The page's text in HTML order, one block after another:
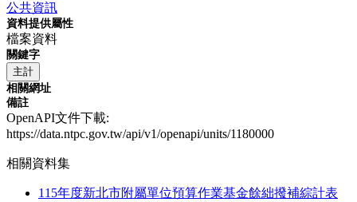
公共資訊
資料提供屬性
檔案資料
關鍵字
主計
相關網址
備註
OpenAPI文件下載:
https://data.ntpc.gov.tw/api/v1/openapi/units/1180000
相關資料集
115年度新北市附屬單位預算作業基金餘絀撥補綜計表